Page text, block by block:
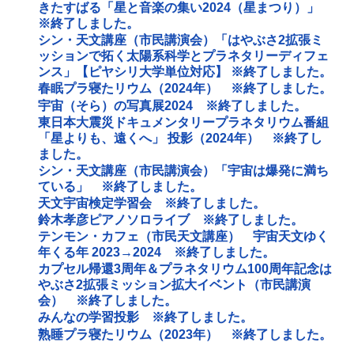
きたすばる「星と音楽の集い2024（星まつり）」
※終了しました。
シン・天文講座（市民講演会）「はやぶさ2拡張ミ
ッションで拓く太陽系科学とプラネタリーディフェ
ンス」【ピヤシリ大学単位対応】 ※終了しました。
春眠プラ寝たリウム（2024年） ※終了しました。
宇宙（そら）の写真展2024 ※終了しました。
東日本大震災ドキュメンタリープラネタリウム番組
「星よりも、遠くへ」 投影（2024年） ※終了し
ました。
シン・天文講座（市民講演会）「宇宙は爆発に満ち
ている」 ※終了しました。
天文宇宙検定学習会 ※終了しました。
鈴木孝彦ピアノソロライブ ※終了しました。
テンモン・カフェ（市民天文講座） 宇宙天文ゆく
年くる年 2023→2024 ※終了しました。
カプセル帰還3周年＆プラネタリウム100周年記念は
やぶさ2拡張ミッション拡大イベント（市民講演
会） ※終了しました。
みんなの学習投影 ※終了しました。
熟睡プラ寝たリウム（2023年） ※終了しました。